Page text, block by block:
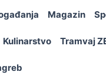
Magazin
Kulinarstvo Tramvaj